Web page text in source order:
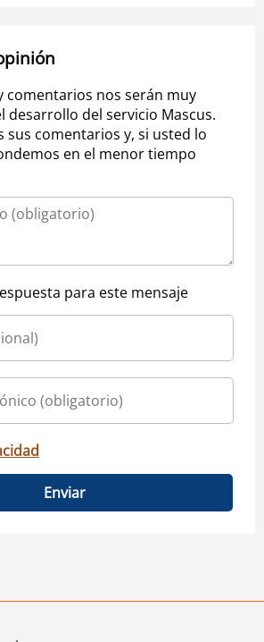
comentarios nos serán muy
desarrollo del servicio Mascus.
sus comentarios y, si usted lo
en el menor tiempo
para este mensaje
Enviar